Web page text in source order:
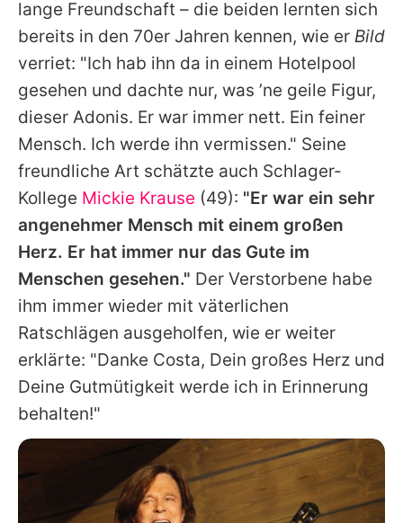
lange Freundschaft – die beiden lernten sich
bereits in den 70er Jahren kennen, wie er Bild
verriet: "Ich hab ihn da in einem Hotelpool
gesehen und dachte nur, was ’ne geile Figur,
dieser Adonis. Er war immer nett. Ein feiner
Mensch. Ich werde ihn vermissen." Seine
freundliche Art schätzte auch Schlager-
Kollege Mickie Krause (49): "Er war ein sehr
angenehmer Mensch mit einem großen
Herz. Er hat immer nur das Gute im
Menschen gesehen." Der Verstorbene habe
ihm immer wieder mit väterlichen
Ratschlägen ausgeholfen, wie er weiter
erklärte: "Danke Costa, Dein großes Herz und
Deine Gutmütigkeit werde ich in Erinnerung
behalten!"